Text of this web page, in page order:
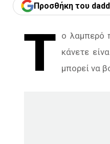
Προσθήκη του
Τ ο λαμπερό
κάνετε
μπορεί να